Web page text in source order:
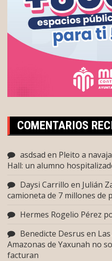
COMENTARIOS
asdsad en Pleito a
Hall: un alumno
Daysi Carrillo en Julián
camioneta de 7 millones de
Hermes Rogelio Pérez
Benedicte Desrus en
Amazonas de Yaxunah no
facturan